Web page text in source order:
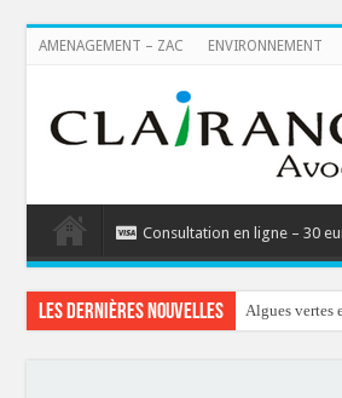
AMENAGEMENT – ZAC ENVIRONNEMENT
Consultation en ligne – 30
Les dernières nouvelles Algues vertes